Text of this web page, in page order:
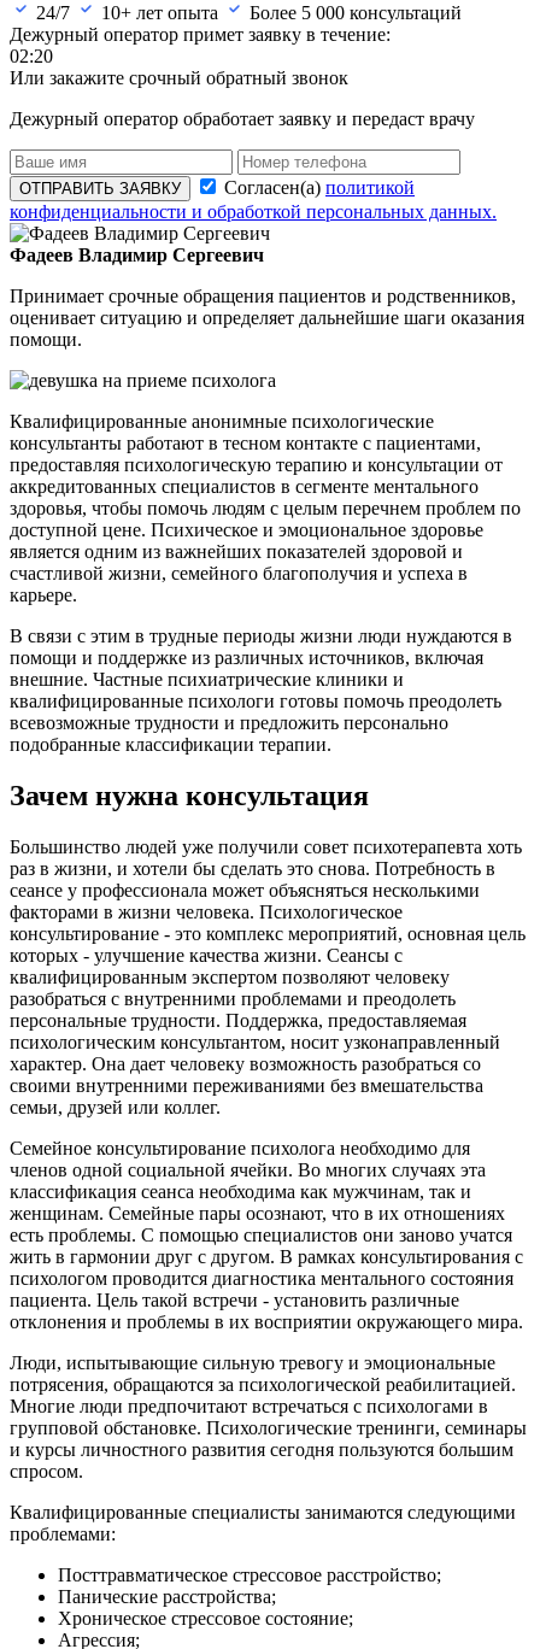
24/7
10+ лет опыта Более 5 000 консультаций
Дежурный оператор примет заявку в течение:
02:20
Или закажите срочный обратный звонок
Дежурный оператор обработает заявку и передаст врачу
ОТПРАВИТЬ ЗАЯВКУ Согласен(а) политикой
конфиденциальности и обработкой персональных данных.
Фадеев Владимир Сергеевич
Принимает срочные обращения пациентов и родственников,
оценивает ситуацию и определяет дальнейшие шаги оказания
помощи.
Квалифицированные анонимные психологические
консультанты работают в тесном контакте с пациентами,
предоставляя психологическую терапию и консультации от
аккредитованных специалистов в сегменте ментального
здоровья, чтобы помочь людям с целым перечнем проблем по
доступной цене. Психическое и эмоциональное здоровье
является одним из важнейших показателей здоровой и
счастливой жизни, семейного благополучия и успеха в
карьере.
В связи с этим в трудные периоды жизни люди нуждаются в
помощи и поддержке из различных источников, включая
внешние. Частные психиатрические клиники и
квалифицированные психологи готовы помочь преодолеть
всевозможные трудности и предложить персонально
подобранные классификации терапии.
Зачем нужна консультация
Большинство людей уже получили совет психотерапевта хоть
раз в жизни, и хотели бы сделать это снова. Потребность в
сеансе у профессионала может объясняться несколькими
факторами в жизни человека. Психологическое
консультирование - это комплекс мероприятий, основная цель
которых - улучшение качества жизни. Сеансы с
квалифицированным экспертом позволяют человеку
разобраться с внутренними проблемами и преодолеть
персональные трудности. Поддержка, предоставляемая
психологическим консультантом, носит узконаправленный
характер. Она дает человеку возможность разобраться со
своими внутренними переживаниями без вмешательства
семьи, друзей или коллег.
Семейное консультирование психолога необходимо для
членов одной социальной ячейки. Во многих случаях эта
классификация сеанса необходима как мужчинам, так и
женщинам. Семейные пары осознают, что в их отношениях
есть проблемы. С помощью специалистов они заново учатся
жить в гармонии друг с другом. В рамках консультирования с
психологом проводится диагностика ментального состояния
пациента. Цель такой встречи - установить различные
отклонения и проблемы в их восприятии окружающего мира.
Люди, испытывающие сильную тревогу и эмоциональные
потрясения, обращаются за психологической реабилитацией.
Многие люди предпочитают встречаться с психологами в
групповой обстановке. Психологические тренинги, семинары
и курсы личностного развития сегодня пользуются большим
спросом.
Квалифицированные специалисты занимаются следующими
проблемами:
Посттравматическое стрессовое расстройство;
Панические расстройства;
Хроническое стрессовое состояние;
Агрессия;